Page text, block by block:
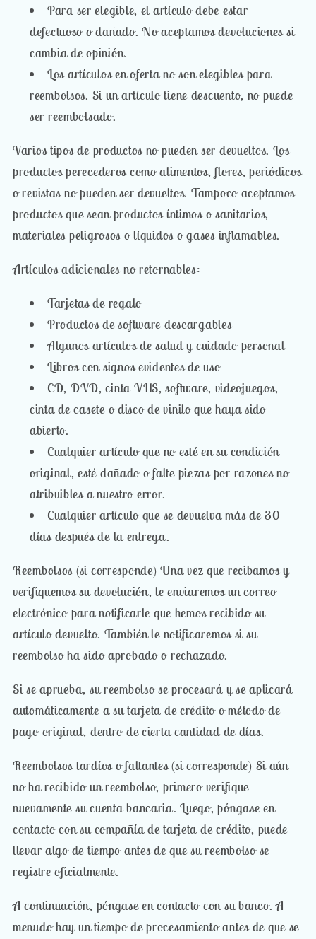
Para ser elegible, el artículo debe estar
defectuoso o dañado. No aceptamos devoluciones si
cambia de opinión.
Los artículos en oferta no son elegibles para
reembolsos. Si un artículo tiene descuento, no puede
ser reembolsado.
Varios tipos de productos no pueden ser devueltos. Los
productos perecederos como alimentos, flores, periódicos
o revistas no pueden ser devueltos. Tampoco aceptamos
productos que sean productos íntimos o sanitarios,
materiales peligrosos o líquidos o gases inflamables.
Artículos adicionales no retornables:
Tarjetas de regalo
Productos de software descargables
Algunos artículos de salud y cuidado personal
Libros con signos evidentes de uso
CD, DVD, cinta VHS, software, videojuegos,
cinta de casete o disco de vinilo que haya sido
abierto.
Cualquier artículo que no esté en su condición
original, esté dañado o falte piezas por razones no
atribuibles a nuestro error.
Cualquier artículo que se devuelva más de 30
días después de la entrega.
Reembolsos (si corresponde) Una vez que recibamos y
verifiquemos su devolución, le enviaremos un correo
electrónico para notificarle que hemos recibido su
artículo devuelto. También le notificaremos si su
reembolso ha sido aprobado o rechazado.
Si se aprueba, su reembolso se procesará y se aplicará
automáticamente a su tarjeta de crédito o método de
pago original, dentro de cierta cantidad de días.
Reembolsos tardíos o faltantes (si corresponde) Si aún
no ha recibido un reembolso, primero verifique
nuevamente su cuenta bancaria. Luego, póngase en
contacto con su compañía de tarjeta de crédito, puede
llevar algo de tiempo antes de que su reembolso se
registre oficialmente.
A continuación, póngase en contacto con su banco. A
menudo hay un tiempo de procesamiento antes de que se